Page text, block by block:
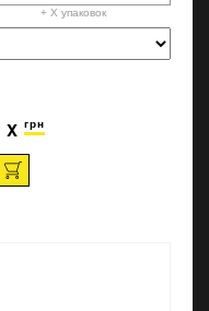
+ X упаковок
X грн